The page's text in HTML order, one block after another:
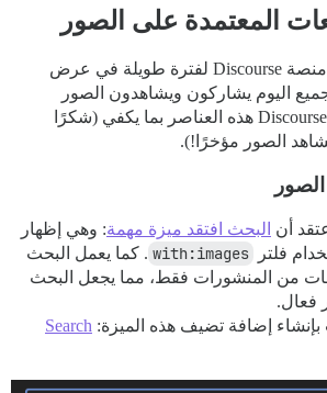
المعتمدة على الصور
بحسب ذوقي، تأخرت منصة Discourse لفترة طويلة في عرض
اليوم يشاركون ويشاهدون الصور
والفيديوهات، ولا تقدر Discourse هذه العناصر بما يكفي (شكرًا
الصور مؤخرًا!).
أن البحث افتقد ميزة مهمة: وهي إظهار
فلتر
with:images . كما يعمل البحث
من المنشورات فقط، مما يجعل البحث
فعال.
إضافة تضيف هذه الميزة: Search